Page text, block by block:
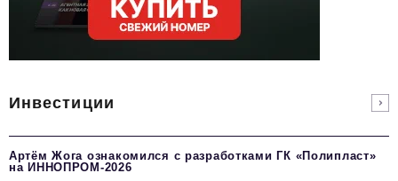
Инвестиции
Артём Жога ознакомился с разработками ГК «Полипласт»
на ИННОПРОМ-2026